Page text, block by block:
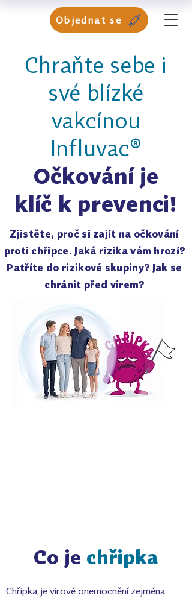
Objednat se
Chraňte sebe i
své blízké
vakcínou
Influvac®
Očkování je
klíč k prevenci!
Zjistěte, proč si zajít na očkování
proti chřipce. Jaká rizika vám hrozí?
Patříte do rizikové skupiny? Jak se
chránit před virem?
Co je chřipka
Chřipka je virové onemocněnízejména